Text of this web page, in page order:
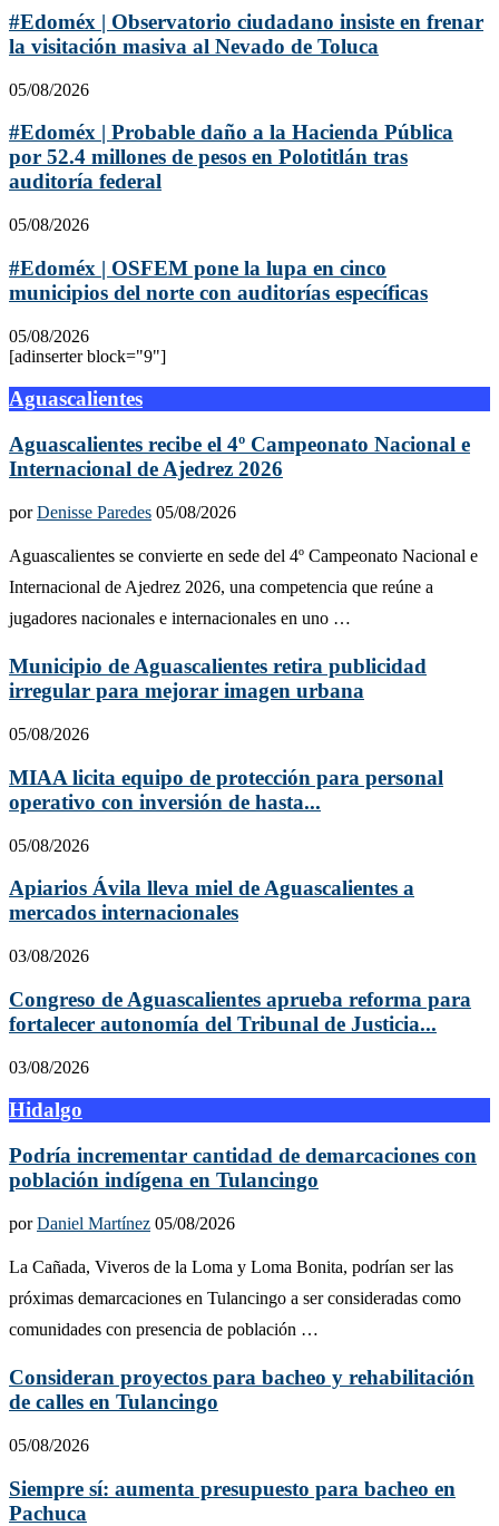
#Edoméx | Observatorio ciudadano insiste en frenar
la visitación masiva al Nevado de Toluca
05/08/2026
#Edoméx | Probable daño a la Hacienda Pública
por 52.4 millones de pesos en Polotitlán tras
auditoría federal
05/08/2026
#Edoméx | OSFEM pone la lupa en cinco
municipios del norte con auditorías específicas
05/08/2026
[adinserter block="9"]
Aguascalientes
Aguascalientes recibe el 4º Campeonato Nacional e
Internacional de Ajedrez 2026
porDenisse Paredes 05/08/2026
Aguascalientes se convierte en sede del 4º Campeonato Nacional e
Internacional de Ajedrez 2026, una competencia que reúne a
jugadores nacionales e internacionales en uno …
Municipio de Aguascalientes retira publicidad
irregular para mejorar imagen urbana
05/08/2026
MIAA licita equipo de protección para personal
operativo con inversión de hasta...
05/08/2026
Apiarios Ávila lleva miel de Aguascalientes a
mercados internacionales
03/08/2026
Congreso de Aguascalientes aprueba reforma para
fortalecer autonomía del Tribunal de Justicia...
03/08/2026
Hidalgo
Podría incrementar cantidad de demarcaciones con
población indígena en Tulancingo
porDaniel Martínez 05/08/2026
La Cañada, Viveros de la Loma y Loma Bonita, podrían ser las
próximas demarcaciones en Tulancingo a ser consideradas como
comunidades con presencia de población …
Consideran proyectos para bacheo y rehabilitación
de calles en Tulancingo
05/08/2026
Siempre sí: aumenta presupuesto para bacheo en
Pachuca